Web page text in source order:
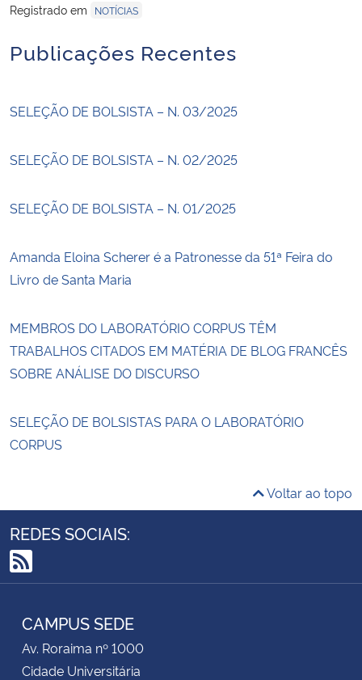
Registrado em
NOTÍCIAS
Publicações Recentes
SELEÇÃO DE BOLSISTA – N. 03/2025
SELEÇÃO DE BOLSISTA – N. 02/2025
SELEÇÃO DE BOLSISTA – N. 01/2025
Amanda Eloina Scherer é a Patronesse da 51ª Feira do
Livro de Santa Maria
MEMBROS DO LABORATÓRIO CORPUS TÊM
TRABALHOS CITADOS EM MATÉRIA DE BLOG FRANCÊS
SOBRE ANÁLISE DO DISCURSO
SELEÇÃO DE BOLSISTAS PARA O LABORATÓRIO
CORPUS
Voltar ao topo
REDES SOCIAIS:
RSS
CAMPUS SEDE
Av. Roraima nº 1000
Cidade Universitária